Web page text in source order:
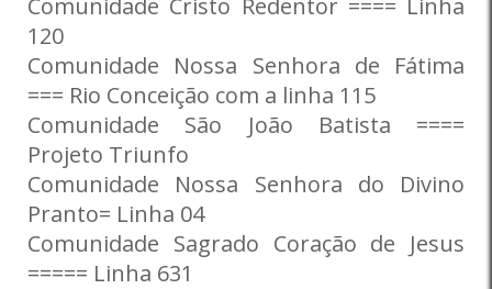
Comunidade Cristo Redentor ==== Linha
120
Comunidade Nossa Senhora de Fátima
=== Rio Conceição com a linha 115
Comunidade São João Batista ====
Projeto Triunfo
Comunidade Nossa Senhora do Divino
Pranto= Linha 04
Comunidade Sagrado Coração de Jesus
===== Linha 631